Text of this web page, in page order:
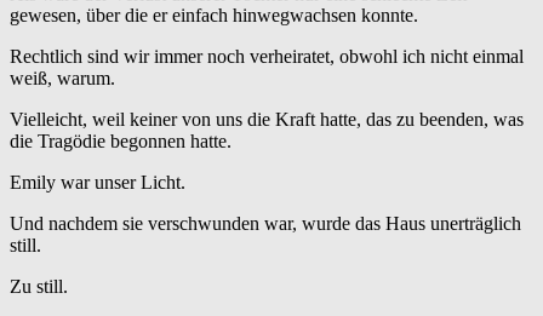
gewesen, über die er einfach hinwegwachsen konnte.
Rechtlich sind wir immer noch verheiratet, obwohl ich nicht einmal
weiß, warum.
Vielleicht, weil keiner von uns die Kraft hatte, das zu beenden, was
die Tragödie begonnen hatte.
Emily war unser Licht.
Und nachdem sie verschwunden war, wurde das Haus unerträglich
still.
Zu still.